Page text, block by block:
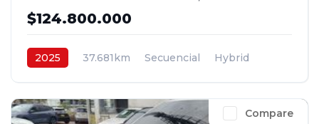
$124.800.000
2025 37.681km Secuencial
Hybrid
Compare